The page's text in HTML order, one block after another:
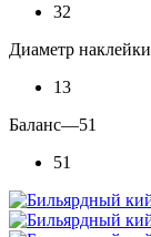
32
Диаметр наклейки
13
Баланс—51
51